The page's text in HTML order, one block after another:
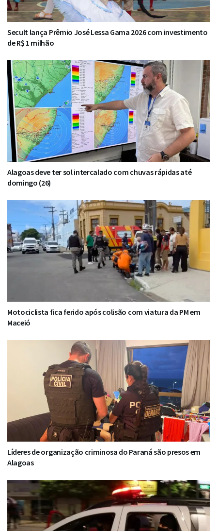
Secult lança Prêmio José Lessa Gama 2026 com investimento
de R$ 1 milhão
Alagoas deve ter sol intercalado com chuvas rápidas até
domingo (26)
Motociclista fica ferido após colisão com viatura da PM em
Maceió
Líderes de organização criminosa do Paraná são presos em
Alagoas